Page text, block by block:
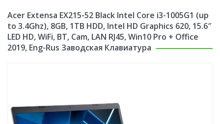
Acer Extensa EX215-52 Black Intel Core i3-1005G1 (up
to 3.4Ghz), 8GB, 1TB HDD, Intel HD Graphics 620, 15.6″
LED HD, WiFi, BT, Cam, LAN RJ45, Win10 Pro + Office
2019, Eng-Rus Заводская Клавиатура